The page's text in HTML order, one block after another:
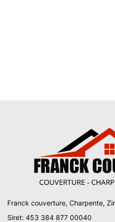
Franck couverture, Charpente,
Siret: 453 384 877 00040